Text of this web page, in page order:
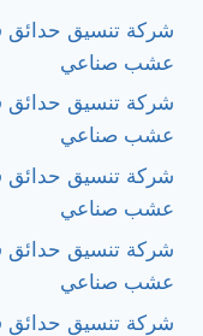
عشب صناعي
عشب صناعي
عشب صناعي
عشب صناعي